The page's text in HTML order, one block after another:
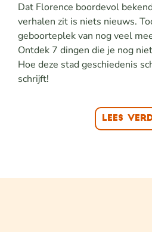
Dat Florence boordevol
verhalen zit is niets nieuws.
geboorteplek van nog veel
Ontdek 7 dingen die je nog
Hoe deze stad geschiedenis
schrijft!
Lees